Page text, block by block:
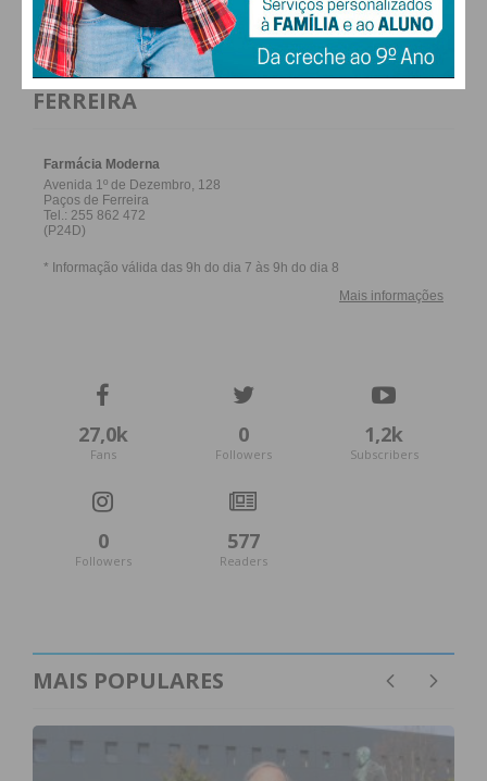
FARMACIAS DE SERVIÇO EM PAÇOS DE
FERREIRA
27,0k
Fans
0
Followers
1,2k
Subscribers
0
Followers
577
Readers
MAIS POPULARES